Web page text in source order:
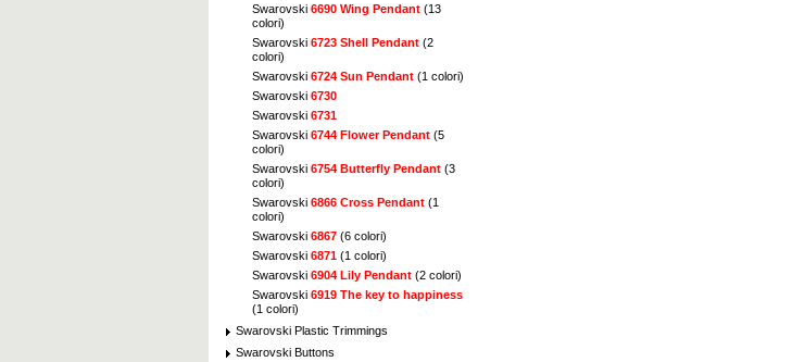
Swarovski 6690 Wing Pendant (13
colori)
Swarovski 6723 Shell Pendant (2
colori)
Swarovski 6724 Sun Pendant (1 colori)
Swarovski 6730
Swarovski 6731
Swarovski 6744 Flower Pendant (5
colori)
Swarovski 6754 Butterfly Pendant (3
colori)
Swarovski 6866 Cross Pendant (1
colori)
Swarovski 6867 (6 colori)
Swarovski 6871 (1 colori)
Swarovski 6904 Lily Pendant (2 colori)
Swarovski 6919 The key to happiness
(1 colori)
Swarovski Plastic Trimmings
Swarovski Buttons